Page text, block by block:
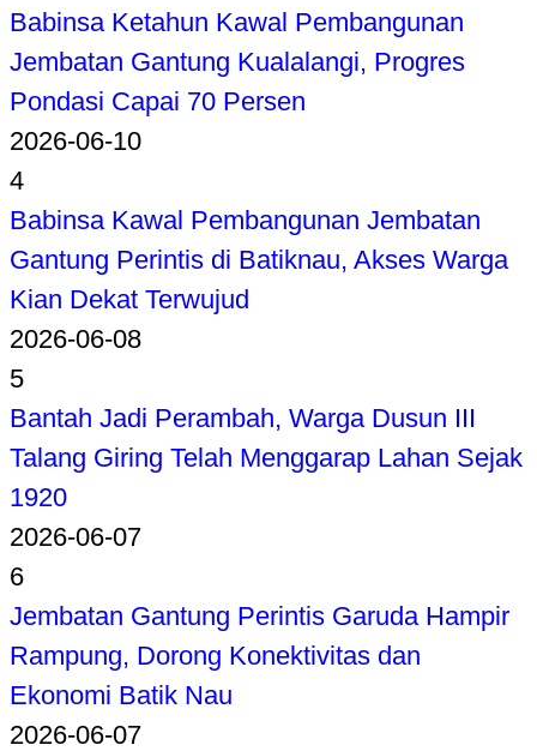
Babinsa Ketahun Kawal Pembangunan
Jembatan Gantung Kualalangi, Progres
Pondasi Capai 70 Persen
2026-06-10
4
Babinsa Kawal Pembangunan Jembatan
Gantung Perintis di Batiknau, Akses Warga
Kian Dekat Terwujud
2026-06-08
5
Bantah Jadi Perambah, Warga Dusun III
Talang Giring Telah Menggarap Lahan Sejak
1920
2026-06-07
6
Jembatan Gantung Perintis Garuda Hampir
Rampung, Dorong Konektivitas dan
Ekonomi Batik Nau
2026-06-07